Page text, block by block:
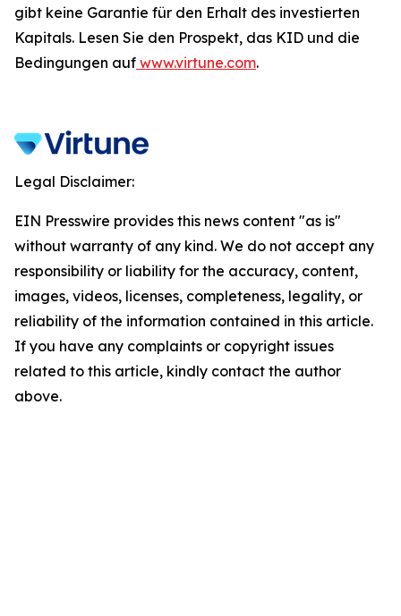
gibt keine Garantie für den Erhalt des investierten
Kapitals. Lesen Sie den Prospekt, das KID und die
Bedingungen auf www.virtune.com.
Legal Disclaimer:
EIN Presswire provides this news content "as is"
without warranty of any kind. We do not accept any
responsibility or liability for the accuracy, content,
images, videos, licenses, completeness, legality, or
reliability of the information contained in this article.
If you have any complaints or copyright issues
related to this article, kindly contact the author
above.